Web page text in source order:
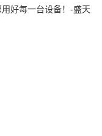
好每一台设备！-盛天